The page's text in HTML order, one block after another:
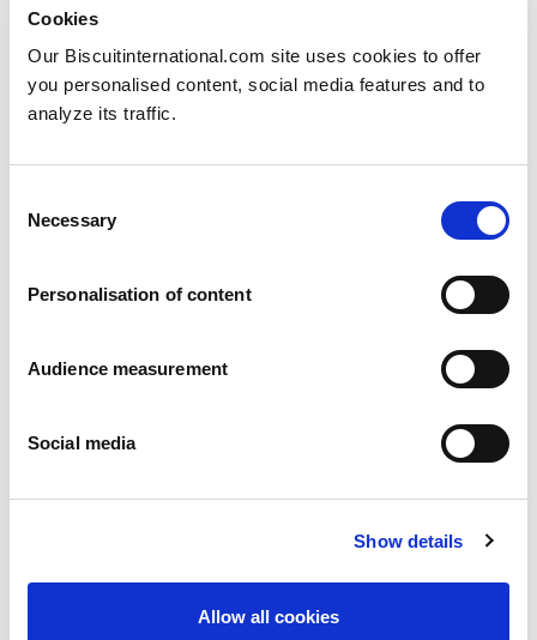
Cookies
Our Biscuitinternational.com site uses cookies to offer
you personalised content, social media features and to
analyze its traffic.
Selection
Necessary
Personalisation of content
Audience measurement
Social media
Show details
Allow all cookies
riz et de maïs vegan...
Publié le
20/11/2023
Nous sommes fiers de constater que nos galettes...
Notre gamme de galettes de riz et de
maïs s’agrandit